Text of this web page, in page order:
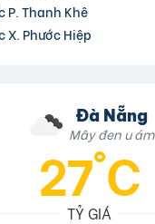
P. Thanh Khê
X. Phước Hiệp
Đà Nẵng
Mây đen u ám
27°C
TỶ GIÁ